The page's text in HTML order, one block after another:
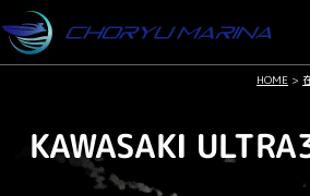
HOME >
KAWASAKI